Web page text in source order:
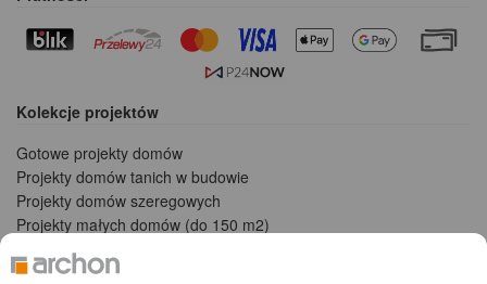
Kolekcje projektów
Gotowe projekty domów
Projekty domów tanich w budowie
Projekty domów szeregowych
Projekty małych domów (do 150 m2)
Projekty domów wielorodzinnych
Projekty domów bliźniaczych